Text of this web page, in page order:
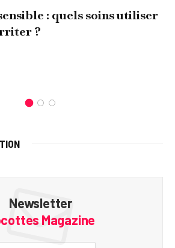
: quels soins utiliser
?
Newsletter
Magazine